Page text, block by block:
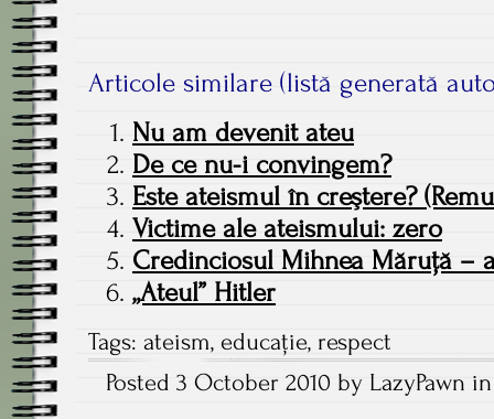
Articole similare (listă generată
Nu am devenit ateu
De ce nu-i convingem?
Este ateismul în creştere?
Victime ale ateismului: zero
Credinciosul Mihnea Măruţă –
„Ateul” Hitler
Tags: ateism, educație, respect
Posted 3 October 2010 by LazyPawn